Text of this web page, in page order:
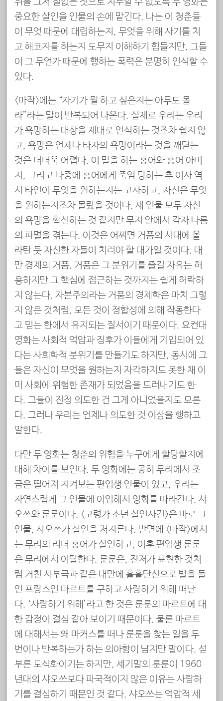
중요한 살인을 인물의 손에 맡긴다. 나는 이 청춘들
이 무엇 때문에 대립하는지, 무엇을 위해 사기를 치
고 해코지를 하는지 도무지 이해하기 힘들지만, 그들
이 그 무언가 때문에 행하는 폭력은 분명히 인식할 수
있다.
<마작>에는 “자기가 뭘 하고 싶은지는 아무도 몰
라”라는 말이 반복되어 나온다. 실제로 우리는 우리
가 욕망하는 대상을 제대로 인식하는 것조차 쉽지 않
고, 욕망은 언제나 타자의 욕망이라는 것을 깨닫는
것은 더더욱 어렵다. 이 말을 하는 홍어와 홍어 아버
지, 그리고 나중에 홍어에게 죽임 당하는 추 이사 역
시 타인이 무엇을 원하는지는 고사하고, 자신은 무엇
을 원하는지조차 몰랐을 것이다. 세 인물 모두 자신
의 욕망을 확신하는 것 같지만 무지 안에서 각자 나름
의 파멸을 겪는다. 이것은 어쩌면 거품의 시대에 올
라탄 듯 자신한 자들이 치러야 할 대가일 것이다. 대
만 경제의 거품. 거품은 그 분위기를 즐길 자유는 허
용하지만 그 핵심에 접근하는 것까지는 쉽게 허락하
지 않는다. 자본주의라는 거품의 경제학은 마치 그렇
지 않은 것처럼, 모든 것이 정합성에 의해 작동한다
고 믿는 한에서 유지되는 질서이기 때문이다. 요컨대
영화는 사회적 억압과 징후가 이들에게 기입되어 있
다는 사회학적 분위기를 만들기도 하지만, 동시에 그
들은 자신이 무엇을 원하는지 자각하지도 못한 채 이
미 사회에 위험한 존재가 되었음을 드러내기도 한
다. 그들이 진정 의도한 건 그게 아니었을지도 모른
다. 그러나 우리는 언제나 의도한 것 이상을 행하고
말한다.
다만 두 영화는 청춘의 위험을 누구에게 할당할지에
대해 차이를 보인다. 두 영화에는 공히 무리에서 조
금은 떨어져 지켜보는 편입생 인물이 있고, 우리는
자연스럽게 그 인물에 이입해서 영화를 따라간다. 샤
오쓰와 룬룬이다. <고령가 소년 살인사건>은 바로 그
인물, 샤오쓰가 살인을 저지른다. 반면에 <마작>에서
는 무리의 리더 홍어가 살인하고, 이후 편입생 룬룬
은 무리에서 이탈한다. 룬룬은, 진저가 표현한 것처
럼 거친 서부극과 같은 대만에 홀홀단신으로 발을 들
인 프랑스인 마르트를 구하고 사랑하기 위해 떠난
다. ‘사랑하기 위해’라고 한 것은 룬룬의 마르트에 대
한 감정이 결심 같아 보이기 때문이다. 물론 마르트
에 대해서는 왜 마커스를 떠나 룬룬을 찾는 일을 두
번이나 반복하는가 하는 의아함이 남지만 말이다. 섣
부른 도식화이기는 하지만, 세기말의 룬룬이 1960
년대의 샤오쓰보다 파국적이지 않은 이유는 사랑하
기를 결심하기 때문인 것 같다. 샤오쓰는 억압적 세